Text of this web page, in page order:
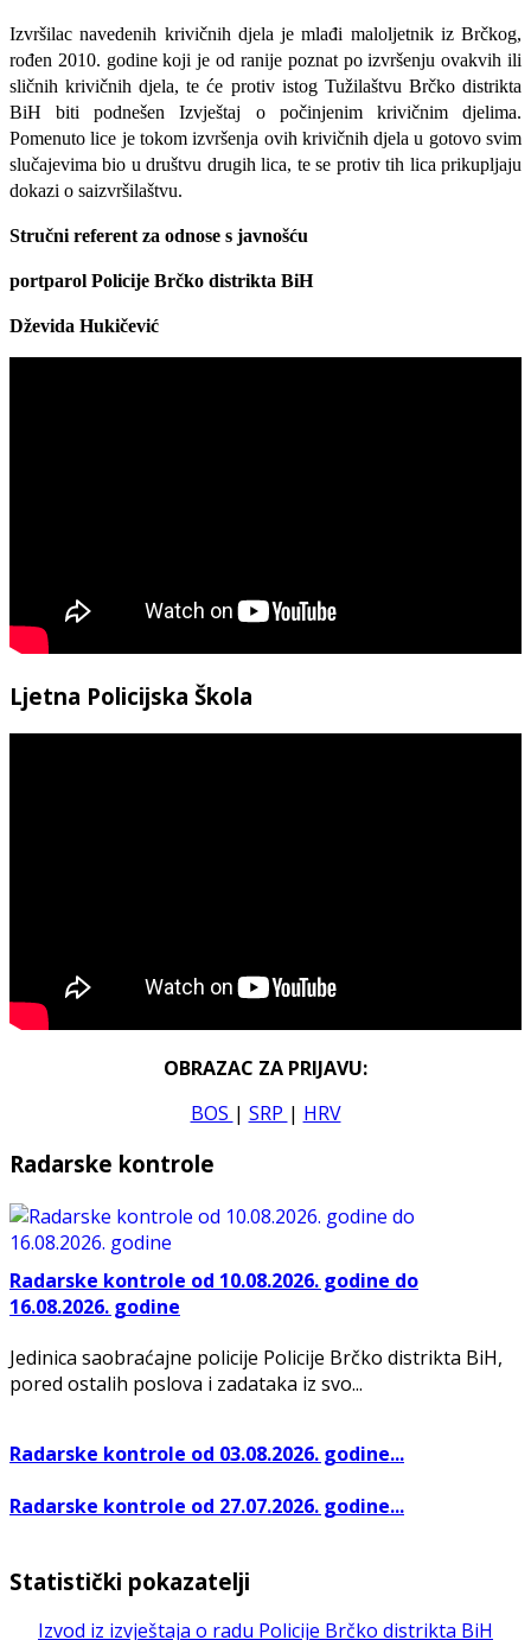
Izvršilac navedenih krivičnih djela je mlađi maloljetnik iz Brčkog,
rođen 2010. godine koji je od ranije poznat po izvršenju ovakvih ili
sličnih krivičnih djela, te će protiv istog Tužilaštvu Brčko distrikta
BiH biti podnešen Izvještaj o počinjenim krivičnim djelima.
Pomenuto lice je tokom izvršenja ovih krivičnih djela u gotovo svim
slučajevima bio u društvu drugih lica, te se protiv tih lica prikupljaju
dokazi o saizvršilaštvu.
Stručni referent za odnose s javnošću
portparol Policije Brčko distrikta BiH
Dževida Hukičević
Ljetna Policijska Škola
OBRAZAC ZA PRIJAVU:
BOS | SRP | HRV
Radarske kontrole
Radarske kontrole od 10.08.2026. godine do
16.08.2026. godine
Jedinica saobraćajne policije Policije Brčko distrikta BiH,
pored ostalih poslova i zadataka iz svo...
Radarske kontrole od 03.08.2026. godine...
Radarske kontrole od 27.07.2026. godine...
Statistički pokazatelji
Izvod iz izvještaja o radu Policije Brčko distrikta BiH